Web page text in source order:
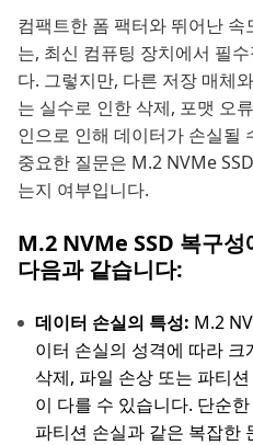
컴팩트한 폼 팩터와 뛰어난
는, 최신 컴퓨팅 장치에서 필
다. 그렇지만, 다른 저장 매체
는 실수로 인한 삭제, 포맷 오
인으로 인해 데이터가 손실될
중요한 질문은 M.2 NVMe
는지 여부입니다.
M.2 NVMe SSD 복구
다음과 같습니다:
데이터 손실의 특성: M.2
이터 손실의 성격에 따라
삭제, 파일 손상 또는 파티
이 다를 수 있습니다. 단순
파티션 손실과 같은 복잡한